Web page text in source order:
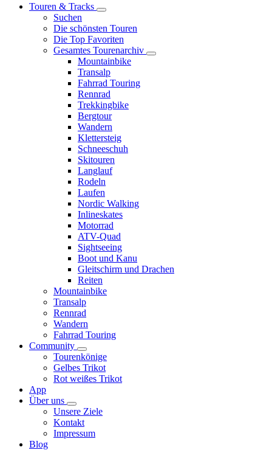
Touren & Tracks
Suchen
Die schönsten Touren
Die Top Favoriten
Gesamtes Tourenarchiv
Mountainbike
Transalp
Fahrrad Touring
Rennrad
Trekkingbike
Bergtour
Wandern
Klettersteig
Schneeschuh
Skitouren
Langlauf
Rodeln
Laufen
Nordic Walking
Inlineskates
Motorrad
ATV-Quad
Sightseeing
Boot und Kanu
Gleitschirm und Drachen
Reiten
Mountainbike
Transalp
Rennrad
Wandern
Fahrrad Touring
Community
Tourenkönige
Gelbes Trikot
Rot weißes Trikot
App
Über uns
Unsere Ziele
Kontakt
Impressum
Blog